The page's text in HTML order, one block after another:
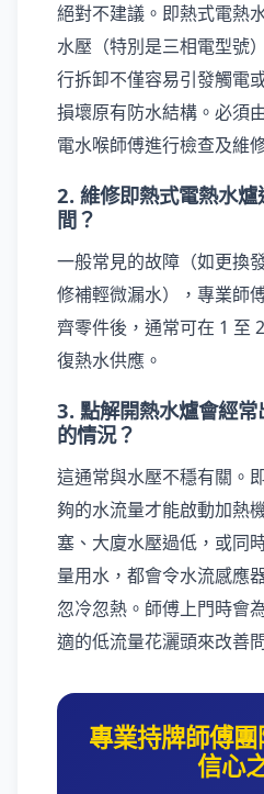
絕對不建議。即熱式電熱
水壓（特別是三相電型號
行拆卸不僅容易引發觸電
損壞原有防水結構。必須
電水喉師傅進行檢查及維
2. 維修即熱式電熱水
間？
一般常見的故障（如更換
修補輕微漏水），專業師
齊零件後，通常可在 1 至
復熱水供應。
3. 點解開熱水爐會經
的情況？
這通常與水壓不穩有關。
夠的水流量才能啟動加熱
塞、大廈水壓過低，或同
量用水，都會令水流感應
忽冷忽熱。師傅上門時會
適的低流量花灑頭來改善
專業持牌師傅
信心